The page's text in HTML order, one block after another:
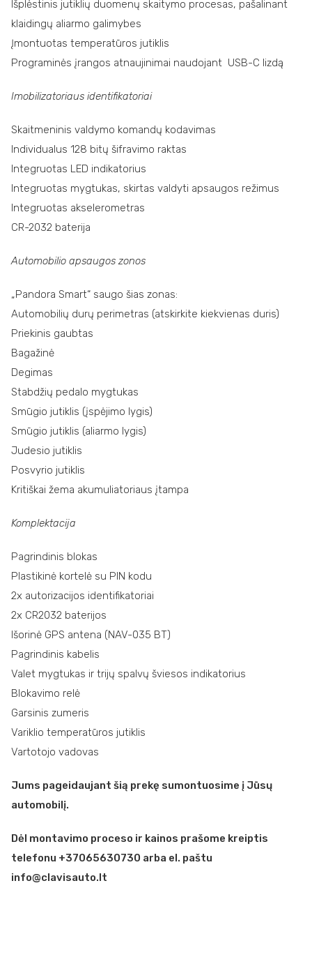
Išplėstinis jutiklių duomenų skaitymo procesas, pašalinant
klaidingų aliarmo galimybes
Įmontuotas temperatūros jutiklis
Programinės įrangos atnaujinimai naudojant USB-C lizdą
Imobilizatoriaus identifikatoriai
Skaitmeninis valdymo komandų kodavimas
Individualus 128 bitų šifravimo raktas
Integruotas LED indikatorius
Integruotas mygtukas, skirtas valdyti apsaugos režimus
Integruotas akselerometras
CR-2032 baterija
Automobilio apsaugos zonos
„Pandora Smart“ saugo šias zonas:
Automobilių durų perimetras (atskirkite kiekvienas duris)
Priekinis gaubtas
Bagažinė
Degimas
Stabdžių pedalo mygtukas
Smūgio jutiklis (įspėjimo lygis)
Smūgio jutiklis (aliarmo lygis)
Judesio jutiklis
Posvyrio jutiklis
Kritiškai žema akumuliatoriaus įtampa
Komplektacija
Pagrindinis blokas
Plastikinė kortelė su PIN kodu
2x autorizacijos identifikatoriai
2x CR2032 baterijos
Išorinė GPS antena (NAV-035 BT)
Pagrindinis kabelis
Valet mygtukas ir trijų spalvų šviesos indikatorius
Blokavimo relė
Garsinis zumeris
Variklio temperatūros jutiklis
Vartotojo vadovas
Jums pageidaujant šią prekę sumontuosime į Jūsų
automobilį.
Dėl montavimo proceso ir kainos prašome kreiptis
telefonu +37065630730 arba el. paštu
info@clavisauto.lt